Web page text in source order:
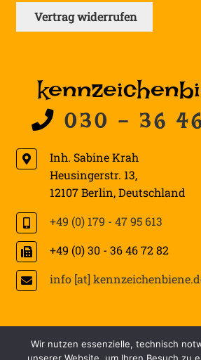
Vertrag widerrufen
030 - 36
Inh. Sabine Krah
Heusingerstr. 13,
12107 Berlin,Deutschland
+49 (0) 179 - 47 95 613
+49 (0) 30 - 36 46 72 82
info [at]
W
i
e
Wir nutzen essenzielle, technisch